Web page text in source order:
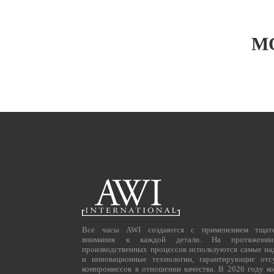
Все часы AWI создаются с применением
внимания к каждой детали. На
производственных процессов используются самые
и инновационные технологии, гарантирующие
компромиссов в отношении качества. В 2026 году